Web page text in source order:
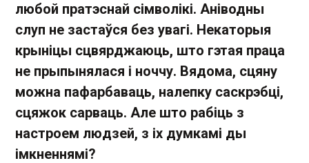
любой пратэснай сімволікі. Аніводны
слуп не застаўся без увагі. Некаторыя
крыніцы сцвярджаюць, што гэтая праца
не прыпынялася і ноччу. Вядома, сцяну
можна пафарбаваць, налепку саскрэбці,
сцяжок сарваць. Але што рабіць з
настроем людзей, з іх думкамі ды
імкненнямі?